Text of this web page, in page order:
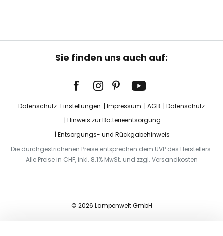
Sie finden uns auch auf:
Datenschutz-Einstellungen Impressum AGB
Datenschutz
Hinweis zur Batterieentsorgung
Entsorgungs- und Rückgabehinweis
Die durchgestrichenen Preise entsprechen dem UVP des Herstellers.
Alle Preise in CHF, inkl. 8.1% MwSt. und zzgl. Versandkosten
© 2026 Lampenwelt GmbH